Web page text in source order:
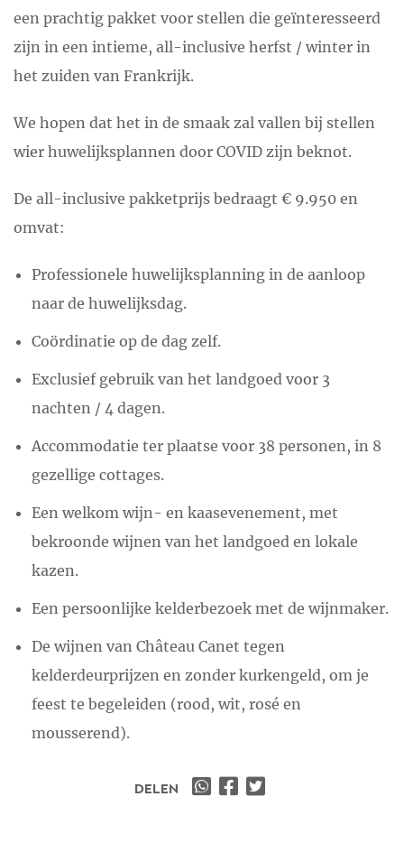
een prachtig pakket voor stellen die geïnteresseerd
zijn in een intieme, all-inclusive herfst / winter in
het zuiden van Frankrijk.
We hopen dat het in de smaak zal vallen bij stellen
wier huwelijksplannen door COVID zijn beknot.
De all-inclusive pakketprijs bedraagt ​​€ 9.950 en
omvat:
Professionele huwelijksplanning in de aanloop
naar de huwelijksdag.
Coördinatie op de dag zelf.
Exclusief gebruik van het landgoed voor 3
nachten / 4 dagen.
Accommodatie ter plaatse voor 38 personen, in 8
gezellige cottages.
Een welkom wijn- en kaasevenement, met
bekroonde wijnen van het landgoed en lokale
kazen.
Een persoonlijke kelderbezoek met de wijnmaker.
De wijnen van Château Canet tegen
kelderdeurprijzen en zonder kurkengeld, om je
feest te begeleiden (rood, wit, rosé en
mousserend).
DELEN